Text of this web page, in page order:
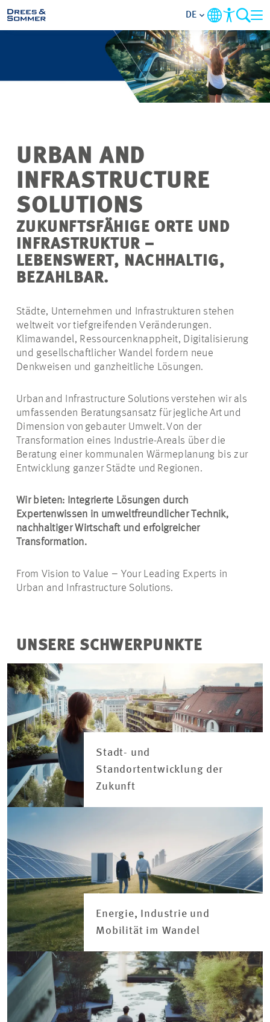
MARKETS
SERVICES
IM FOKUS
KARRIERE
PROJEKTE
KONTAKT
DE
URBAN AND
INFRASTRUCTURE
SOLUTIONS
ZUKUNFTSFÄHIGE ORTE UND
INFRASTRUKTUR –
LEBENSWERT, NACHHALTIG,
BEZAHLBAR.
Städte, Unternehmen und Infrastrukturen stehen
weltweit vor tiefgreifenden Veränderungen.
Klimawandel, Ressourcenknappheit, Digitalisierung
und gesellschaftlicher Wandel fordern neue
Denkweisen und ganzheitliche Lösungen.
Urban and Infrastructure Solutions verstehen wir als
umfassenden Beratungsansatz für jegliche Art und
Dimension von gebauter Umwelt. Von der
Transformation eines Industrie-Areals über die
Beratung einer kommunalen Wärmeplanung bis zur
Entwicklung ganzer Städte und Regionen.
Wir bieten: Integrierte Lösungen durch
Expertenwissen in umweltfreundlicher Technik,
nachhaltiger Wirtschaft und erfolgreicher
Transformation.
From Vision to Value – Your Leading Experts in
Urban and Infrastructure Solutions.
UNSERE SCHWERPUNKTE
Stadt- und
Standortentwicklung der
Zukunft
Energie, Industrie und
Mobilität im Wandel